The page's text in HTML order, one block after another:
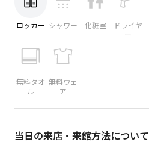
ロッカー シャワー 化粧室
ドライヤ
ー
無料タオ
ル
無料ウェ
ア
当日の来店・来館方法について